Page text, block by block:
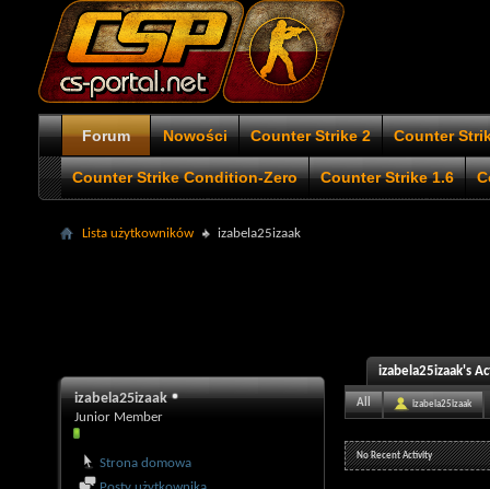
Forum Nowości Counter Strike 2 Counter
Counter Strike Condition-Zero Counter Strike 1.6
Lista użytkowników izabela25izaak
izabela25izaak
Junior Member
Strona domowa
izabela25izaak's
All izabela25izaak
No Recent Activity